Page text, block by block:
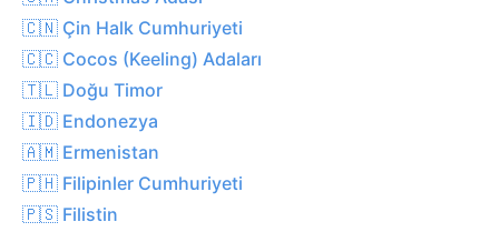
🇨🇳 Çin Halk Cumhuriyeti
🇨🇨 Cocos (Keeling) Adaları
🇹🇱 Doğu Timor
🇮🇩 Endonezya
🇦🇲 Ermenistan
🇵🇭 Filipinler Cumhuriyeti
🇵🇸 Filistin